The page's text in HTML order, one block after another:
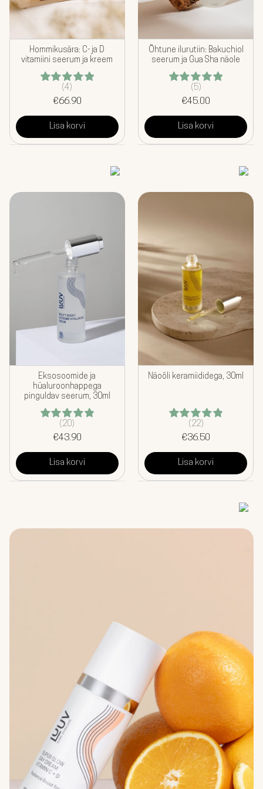
Hommikusära: C- ja D
vitamiini seerum ja kreem
Hinnanguga
5.00/ 5
€66.90
(4)
Lisa korvi
Õhtune ilurutiin: Bakuchiol
seerum ja Gua Sha näole
Hinnanguga
5.00/ 5
€45.00
(5)
Lisa korvi
Eksosoomide ja
hüaluroonhappega
pinguldav seerum, 30ml
Hinnanguga
4.95/ 5
€43.90
(20)
Lisa korvi
Näoõli keramiididega, 30ml
Hinnanguga
4.95/ 5
€36.50
(22)
Lisa korvi